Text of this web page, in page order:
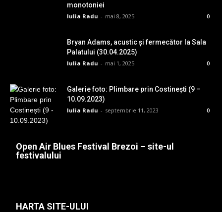
monotoniei
Iulia Radu - mai 8, 2025 0
Bryan Adams, acustic și fermecător la Sala
Palatului (30.04.2025)
Iulia Radu - mai 1, 2025 0
Galerie foto: Plimbare prin Costinești (9 –
10.09.2023)
Iulia Radu - septembrie 11, 2023 0
Open Air Blues Festival Brezoi – site-ul
festivalului
HARTA SITE-ULUI